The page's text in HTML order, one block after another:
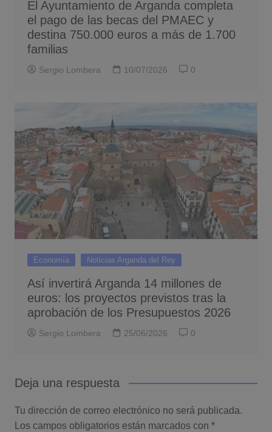
El Ayuntamiento de Arganda completa
el pago de las becas del PMAEC y
destina 750.000 euros a más de 1.700
familias
Sergio Lombera 10/07/2026 0
Economía Noticias Arganda del Rey
Así invertirá Arganda 14 millones de
euros: los proyectos previstos tras la
aprobación de los Presupuestos 2026
Sergio Lombera 25/06/2026 0
Deja una respuesta
Tu dirección de correo electrónico no será publicada.
Los campos obligatorios están marcados con *